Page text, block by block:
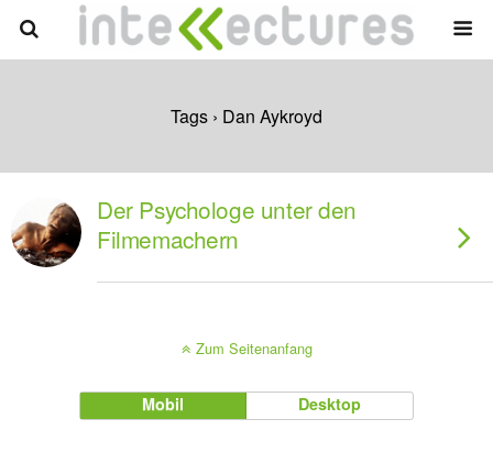
Tags › Dan Aykroyd
Der Psychologe unter den
Filmemachern
Zum Seitenanfang
Mobil Desktop